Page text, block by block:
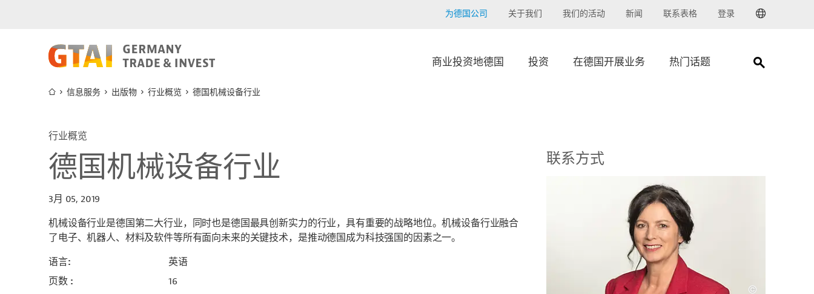
为德国公司 关于我们 我们的活动 新闻 联系表格 登录
商业投资地德国 投资 在德国开展业务 热门话题
信息服务 出版物 行业概览 德国机械设备行业
行业概览
德国机械设备行业
3月 05, 2019
机械设备行业是德国第二大行业，同时也是德国最具创新实力的行业，具有重要的战略地位。机械设备行业融合
了电子、机器人、材料及软件等所有面向未来的关键技术，是推动德国成为科技强国的因素之一。
语言
英语
页数
16
联系方式